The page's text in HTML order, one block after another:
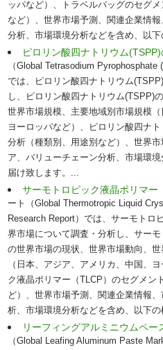
ッパなど）、トラベルバッグのセグ
など）、世界市場予測、関連企業情
分析、市場環境分析などを含め、以
ピロリン酸四ナトリウム
（Global Tetrasodium
では、ピロリン酸四ナトリウム
し、ピロリン酸四ナトリウム(TSPP)
世界市場規模、主要地域別市場規模（
ヨーロッパなど）、ピロリン酸四ナ
分析（種類別、用途別など）、世界
ア、バリューチェーン分析、市場環
届け致します。...
サーモトロピック液晶ポリマ
ート（Global Thermotropic Liquid
Research Report）では、サーモトロ
界市場について調査・分析し、サー
の世界市場の現状、世界市場動向、
（日本、アジア、アメリカ、中国、
ク液晶ポリマー（TLCP）のセグメン
ど）、世界市場予測、関連企業情報
析、市場環境分析などを含め、以下
リーフィングアルミニウムペ
（Global Leafing Aluminum Paste